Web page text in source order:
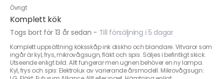
Övrigt
Komplett kök
Togs bort för 13 år sedan - Till försäljning i 5 dagar
Komplett uppsättning köksskåp ink diskho och blandare. Vitvaror som
ingår är kyl, frys, mikrovågsugn, fläkt och spis. Säljes i befintligt skick.
Utseende enligt bild. Allt fungerar men ugnen behöver en ny lampa.
Kyl, frys och spis: Elektrolux av varierande årsmodell. Mikrovågsugn: